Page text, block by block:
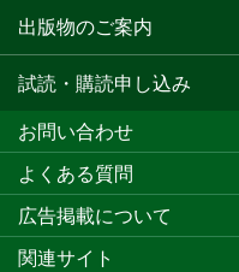
出版物のご案内
試読・購読申し込み
お問い合わせ
よくある質問
広告掲載について
関連サイト